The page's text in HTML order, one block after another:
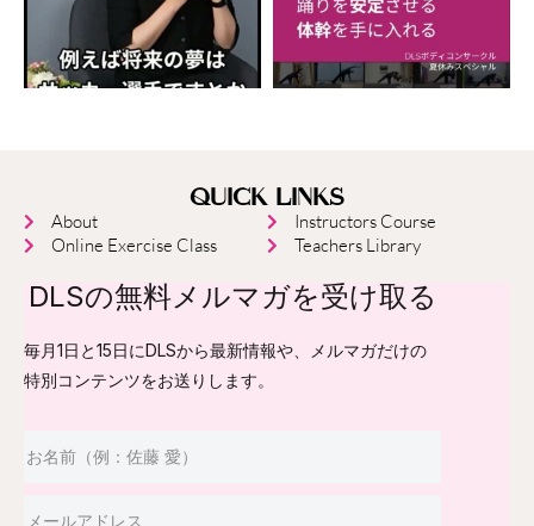
QUICK LINKS
About
Online Exercise Class
Instructors Course
Teachers Library
DLSの無料メルマガを受け取る
毎月1日と15日にDLSから最新情報や、メルマガだけの
特別コンテンツをお送りします。